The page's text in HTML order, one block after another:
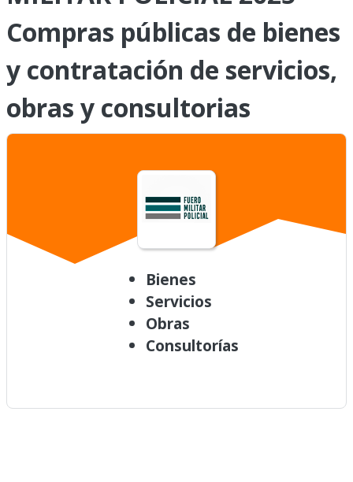
Compras públicas de bienes
y contratación de servicios,
obras y consultorias
Bienes
Servicios
Obras
Consultorías